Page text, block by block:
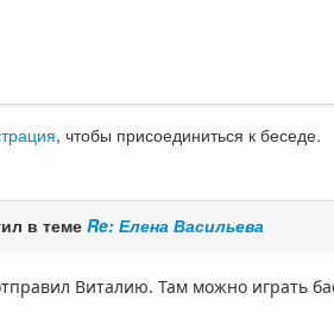
, чтобы присоединиться к беседе.
в темеRe: Елена Васильева
Виталию. Там можно играть